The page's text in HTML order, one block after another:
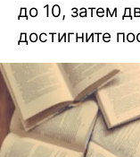
до 10, затем
достигните